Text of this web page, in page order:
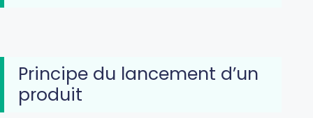
Principe du lancement d’un
produit